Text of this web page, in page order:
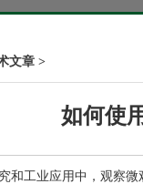
文章 >
如何使
工业应用中，观察微